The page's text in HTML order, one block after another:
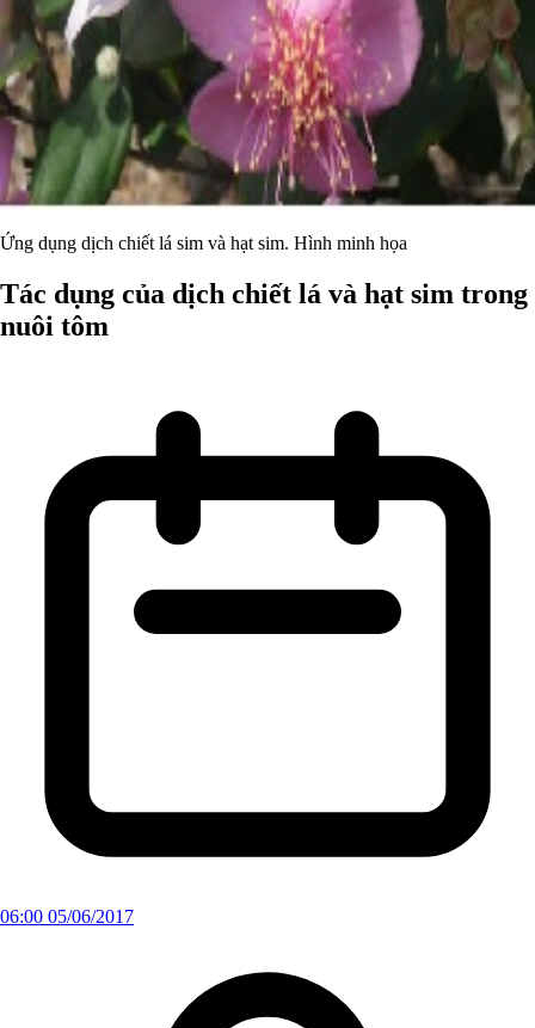
Ứng dụng dịch chiết lá sim và hạt sim. Hình minh họa
Tác dụng của dịch chiết lá và hạt sim trong
nuôi tôm
06:00 05/06/2017